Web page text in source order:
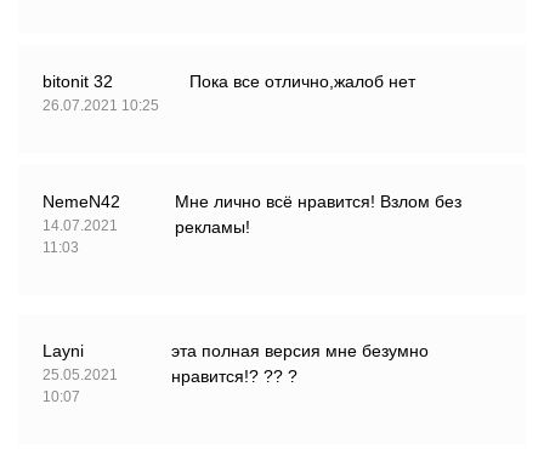
bitonit 32
26.07.2021 10:25
Пока все отлично,жалоб нет
NemeN42
14.07.2021
11:03
Мне лично всё нравится! Взлом без
рекламы!
Layni
25.05.2021
10:07
эта полная версия мне безумно
нравится!? ?? ?